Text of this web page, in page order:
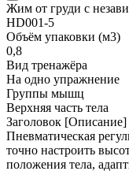
Жим от груди с
HD001-5
Объём упаковки (м3)
0,8
Вид тренажёра
На одно упражнение
Группы мышц
Верхняя часть тела
Заголовок [Описание]
Пневматическая
точно настроить
положения тела,